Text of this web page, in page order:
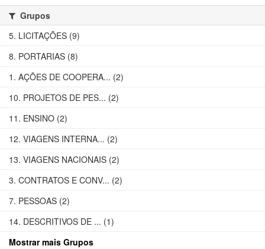
Grupos
5. LICITAÇÕES (9)
8. PORTARIAS (8)
1. AÇÕES DE COOPERA... (2)
10. PROJETOS DE PES... (2)
11. ENSINO (2)
12. VIAGENS INTERNA... (2)
13. VIAGENS NACIONAIS (2)
3. CONTRATOS E CONV... (2)
7. PESSOAS (2)
14. DESCRITIVOS DE ... (1)
Mostrar mais Grupos